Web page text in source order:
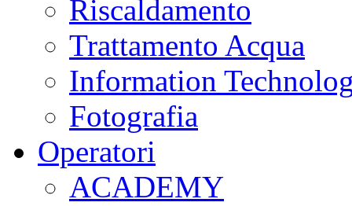
Riscaldamento
Trattamento Acqua
Information
Fotografia
Operatori
ACADEMY